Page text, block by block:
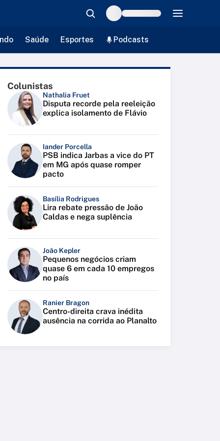
Saúde Esportes Podcasts
Colunistas
Nathalia Fruet
Disputa recorde pela reeleição
explica isolamento de Flávio
Iander Porcella
PSB indica Jarbas a vice do PT
em MG após quase romper
pacto
Basília Rodrigues
Lira rebate pressão de João
Caldas e nega suplência
João Kepler
Pequenos negócios criam
quase 6 em cada 10 empregos
no país
Ranier Bragon
Centro-direita crava inédita
ausência na corrida ao Planalto